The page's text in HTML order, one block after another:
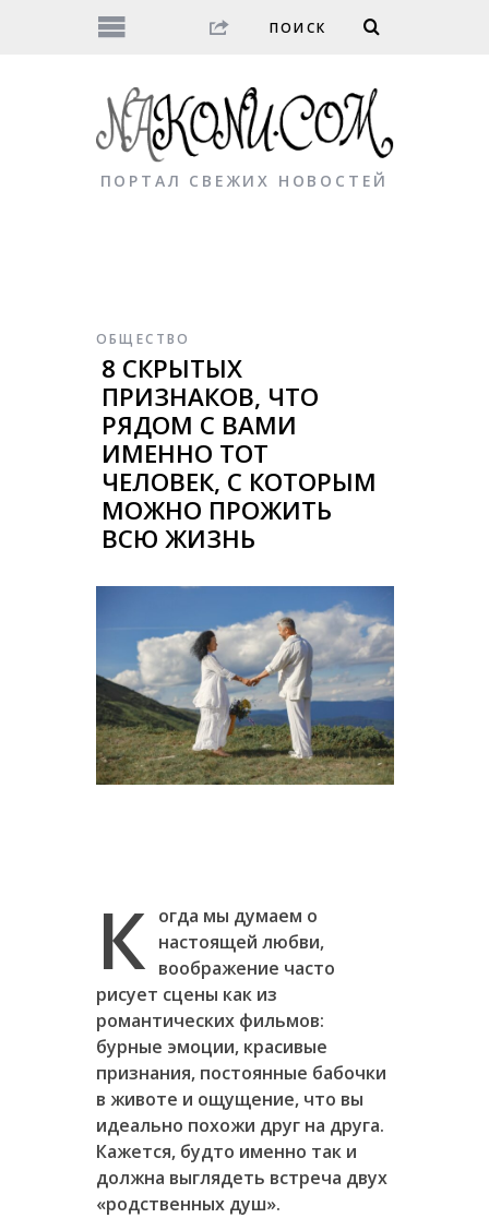
ПОРТАЛ СВЕЖИХ НОВОСТЕЙ
ОБЩЕСТВО
8 СКРЫТЫХ
ПРИЗНАКОВ, ЧТО
РЯДОМ С ВАМИ
ИМЕННО ТОТ
ЧЕЛОВЕК, С КОТОРЫМ
МОЖНО ПРОЖИТЬ
ВСЮ ЖИЗНЬ
К
огда мы думаем о
настоящей любви,
воображение часто
рисует сцены как из
романтических фильмов:
бурные эмоции, красивые
признания, постоянные бабочки
в животе и ощущение, что вы
идеально похожи друг на друга.
Кажется, будто именно так и
должна выглядеть встреча двух
«родственных душ».